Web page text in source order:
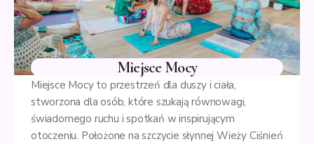
Miejsce Mocy
Miejsce Mocy to przestrzeń dla duszy i ciała,
stworzona dla osób, które szukają równowagi,
świadomego ruchu i spotkań w inspirującym
otoczeniu. Położone na szczycie słynnej Wieży Ciśnień